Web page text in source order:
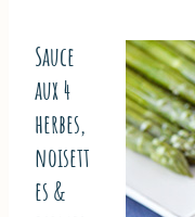
Sauce
aux 4
herbes,
noisett
es &